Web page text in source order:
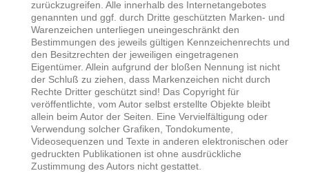
zurückzugreifen. Alle innerhalb des Internetangebotes
genannten und ggf. durch Dritte geschützten Marken- und
Warenzeichen unterliegen uneingeschränkt den
Bestimmungen des jeweils gültigen Kennzeichenrechts und
den Besitzrechten der jeweiligen eingetragenen
Eigentümer. Allein aufgrund der bloßen Nennung ist nicht
der Schluß zu ziehen, dass Markenzeichen nicht durch
Rechte Dritter geschützt sind! Das Copyright für
veröffentlichte, vom Autor selbst erstellte Objekte bleibt
allein beim Autor der Seiten. Eine Vervielfältigung oder
Verwendung solcher Grafiken, Tondokumente,
Videosequenzen und Texte in anderen elektronischen oder
gedruckten Publikationen ist ohne ausdrückliche
Zustimmung des Autors nicht gestattet.